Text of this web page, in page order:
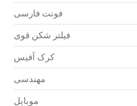
فونت فارسی
فیلتر شکن قوی
کرک آفیس
مهندسی
موبایل